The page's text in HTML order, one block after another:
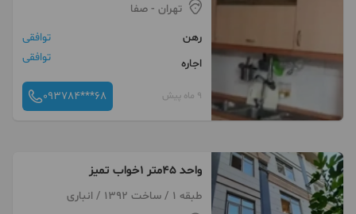
تهران - صفا
رهن
توافقی
اجاره
توافقی
9 ماه پیش 093784***68
واحد ۴۵متر ۱خواب تمیز
طبقه 1 / ساخت 1392 / انباری